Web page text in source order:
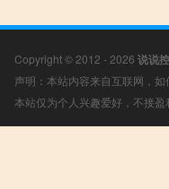
Copyright © 2012 - 2026 说说控
声明：本站内容来自互联网，
本站仅为个人兴趣爱好，不接